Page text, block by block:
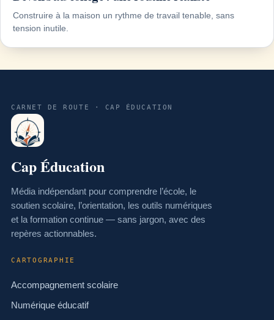
Construire à la maison un rythme de travail tenable, sans
tension inutile.
CARNET DE ROUTE · CAP ÉDUCATION
Cap Éducation
Média indépendant pour comprendre l’école, le
soutien scolaire, l’orientation, les outils numériques
et la formation continue — sans jargon, avec des
repères actionnables.
CARTOGRAPHIE
Accompagnement scolaire
Numérique éducatif